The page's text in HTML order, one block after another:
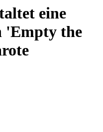
eine
'Empty the